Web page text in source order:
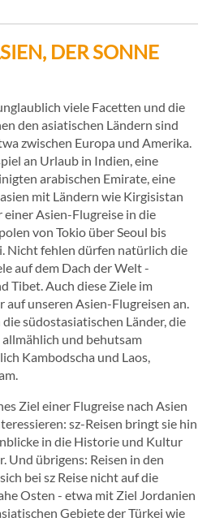
DER SONNE
viele Facetten und die
den asiatischen Ländern sind
zwischen Europa und Amerika.
an Urlaub in Indien, eine
arabischen Emirate, eine
mit Ländern wie Kirgisistan
Asien-Flugreise in die
von Tokio über Seoul bis
Nicht fehlen dürfen natürlich die
auf dem Dach der Welt -
Tibet. Auch diese Ziele im
auf unseren Asien-Flugreisen an.
südostasiatischen Länder, die
und behutsam
Kambodscha und Laos,
Ziel einer Flugreise nach Asien
sz-Reisen bringt sie hin
in die Historie und Kultur
Und übrigens: Reisen in den
bei sz Reise nicht auf die
Osten - etwa mit Ziel Jordanien
Gebiete der Türkei wie